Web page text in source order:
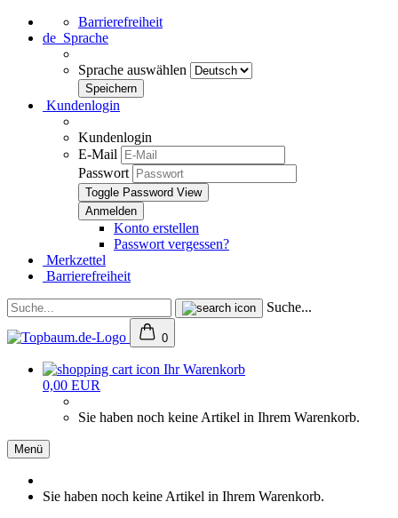
Barrierefreiheit
de Sprache
Sprache auswählen
Kundenlogin
Kundenlogin
E-Mail
Passwort
Toggle Password View
Konto erstellen
Passwort vergessen?
Merkzettel
Barrierefreiheit
Suche...
0
Ihr Warenkorb
0,00 EUR
Sie haben noch keine Artikel in Ihrem Warenkorb.
Menü
Sie haben noch keine Artikel in Ihrem Warenkorb.